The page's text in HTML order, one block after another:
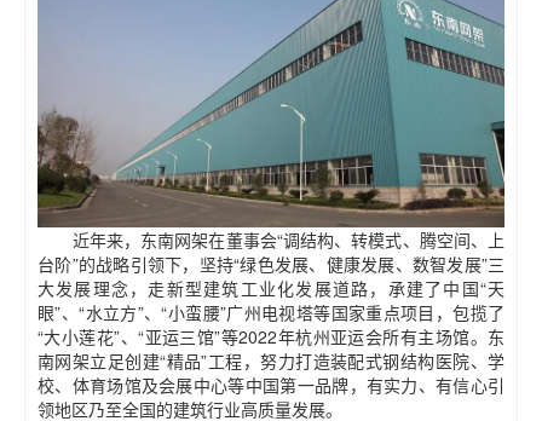
近年来，东南网架在董事会“调结构、转模式、腾空间、上
台阶”的战略引领下，坚持“绿色发展、健康发展、数智发展”三
大发展理念，走新型建筑工业化发展道路，承建了中国“天
眼”、“水立方”、“小蛮腰”广州电视塔等国家重点项目，包揽了
“大小莲花”、“亚运三馆”等2022年杭州亚运会所有主场馆。东
南网架立足创建“精品”工程，努力打造装配式钢结构医院、学
校、体育场馆及会展中心等中国第一品牌，有实力、有信心引
领地区乃至全国的建筑行业高质量发展。